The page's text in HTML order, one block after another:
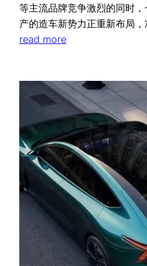
等主流品牌竞争激烈的同时
产的造车新势力正重新布局
read more